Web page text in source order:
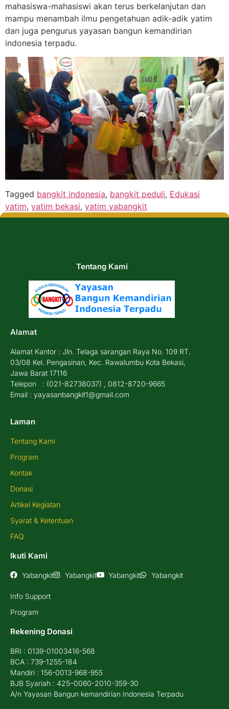
mahasiswa-mahasiswi akan terus berkelanjutan dan
mampu menambah ilmu pengetahuan adik-adik yatim
dan juga pengurus yayasan bangun kemandirian
indonesia terpadu.
Tagged bangkit indonesia, bangkit peduli, Edukasi
yatim, yatim bekasi, yatim yabangkit
Tentang Kami
Alamat
Alamat Kantor : Jln. Telaga sarangan Raya No. 109 RT.
03/08 Kel. Pengasinan, Kec. Rawalumbu Kota Bekasi,
Jawa Barat 17116
Telepon : (021-82738037) , 0812-8720-9665
Email : yayasanbangkit1@gmail.com
Laman
Tentang Kami
Program
Kontak
Donasi
Artikel Kegiatan
Syarat & Ketentuan
FAQ
Ikuti Kami
Yabangkit Yabangkit Yabangkit Yabangkit
Info Support
Program
Rekening Donasi
BRI : 0139-01003416-568
BCA : 739-1255-184
Mandiri : 156-0013-968-955
BJB Syariah : 425–0060-2010-359-30
A/n Yayasan Bangun kemandirian Indonesia Terpadu